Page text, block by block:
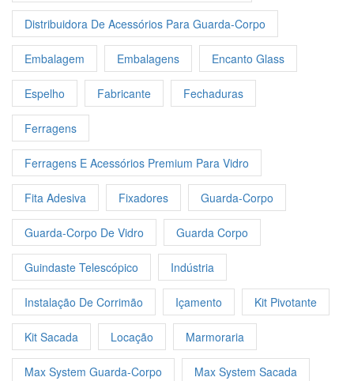
Distribuidora De Acessórios Para Guarda-Corpo
Embalagem Embalagens Encanto Glass
Espelho Fabricante Fechaduras
Ferragens
Ferragens E Acessórios Premium Para Vidro
Fita Adesiva Fixadores Guarda-Corpo
Guarda-Corpo De Vidro Guarda Corpo
Guindaste Telescópico Indústria
Instalação De Corrimão Içamento Kit Pivotante
Kit Sacada Locação Marmoraria
Max System Guarda-Corpo Max System Sacada